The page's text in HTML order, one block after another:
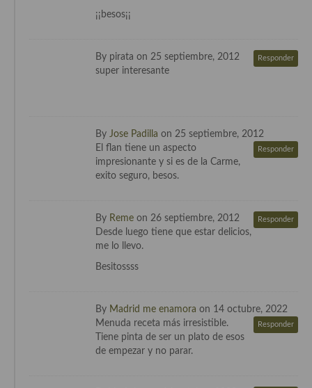
¡¡besos¡¡
By pirata on 25 septiembre, 2012 Responder
super interesante
By Jose Padilla on 25 septiembre, 2012
Responder
El flan tiene un aspecto
impresionante y si es de la Carme,
exito seguro, besos.
By Reme on 26 septiembre, 2012 Responder
Desde luego tiene que estar delicios,
me lo llevo.
Besitossss
By Madrid me enamora on 14 octubre, 2022
Responder
Menuda receta más irresistible.
Tiene pinta de ser un plato de esos
de empezar y no parar.